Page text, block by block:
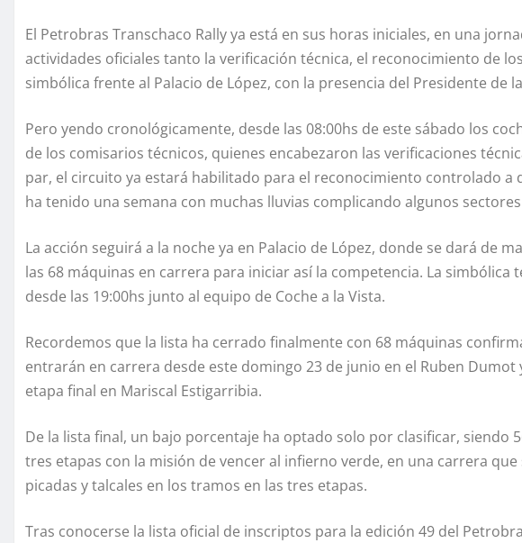
El Petrobras Transchaco Rally ya está en sus horas iniciales, en una
actividades oficiales tanto la verificación técnica, el reconocimiento de
simbólica frente al Palacio de López, con la presencia del Presidente de
Pero yendo cronológicamente, desde las 08:00hs de este sábado los
de los comisarios técnicos, quienes encabezaron las verificaciones
par, el circuito ya estará habilitado para el reconocimiento controlado a
ha tenido una semana con muchas lluvias complicando algunos
La acción seguirá a la noche ya en Palacio de López, donde se dará de
las 68 máquinas en carrera para iniciar así la competencia. La simbólica
desde las 19:00hs junto al equipo de Coche a la Vista.
Recordemos que la lista ha cerrado finalmente con 68 máquinas
entrarán en carrera desde este domingo 23 de junio en el Ruben
etapa final en Mariscal Estigarribia.
De la lista final, un bajo porcentaje ha optado solo por clasificar, siendo
tres etapas con la misión de vencer al infierno verde, en una carrera
picadas y talcales en los tramos en las tres etapas.
Tras conocerse la lista oficial de inscriptos para la edición 49 del